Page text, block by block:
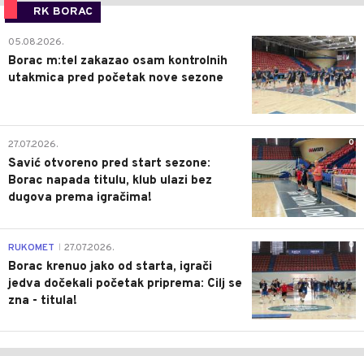
RK BORAC
0
05.08.2026.
Borac m:tel zakazao osam kontrolnih
utakmica pred početak nove sezone
0
27.07.2026.
Savić otvoreno pred start sezone:
Borac napada titulu, klub ulazi bez
dugova prema igračima!
0
RUKOMET 27.07.2026.
Borac krenuo jako od starta, igrači
jedva dočekali početak priprema: Cilj se
zna - titula!